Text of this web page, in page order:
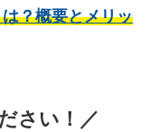
？概要とメリッ
さい！／